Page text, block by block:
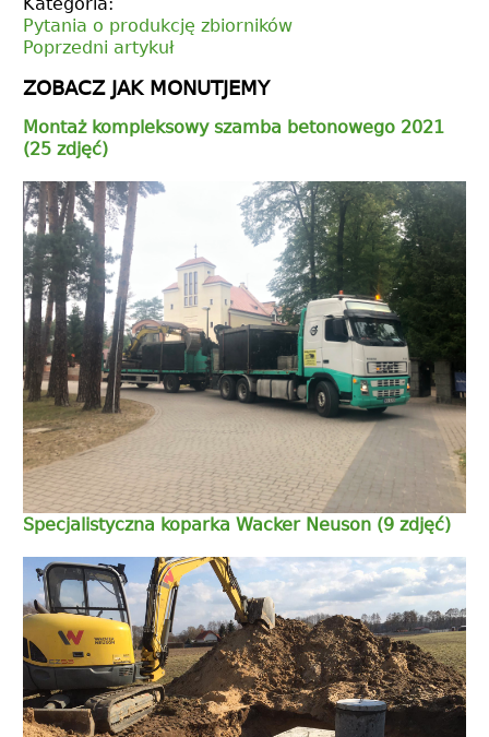
Pytania o produkcję zbiorników
Poprzedni artykuł
ZOBACZ JAK MONUTJEMY
Montaż kompleksowy szamba betonowego 2021
(25 zdjęć)
Specjalistyczna koparka Wacker Neuson (9 zdjęć)